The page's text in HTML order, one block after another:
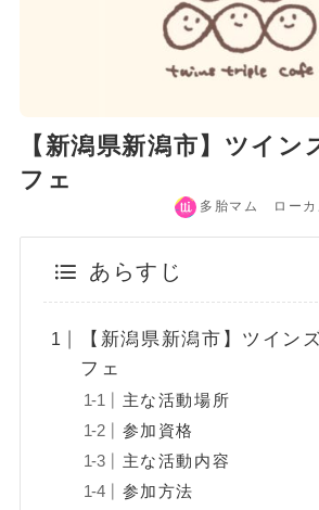
【新潟県新潟市】ツイン
フェ
多胎マム ローカ
あらすじ
【新潟県新潟市】ツイン
フェ
主な活動場所
参加資格
主な活動内容
参加方法